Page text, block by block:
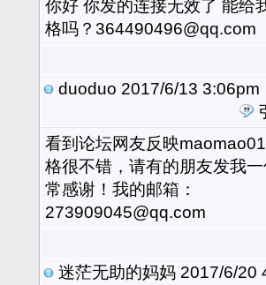
你好 你发的连接无效了 能给
格吗？364490496@qq.com
duoduo 2017/6/13 3:06pm
看到论坛网友反映
格很不错，请有的朋友发我
常感谢！我的邮箱：
273909045@qq.com
迷茫无助的妈妈 2017/6/20